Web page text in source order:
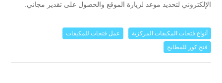
الإلكتروني لتحديد موعد لزيارة الموقع والحصول على تقدير مجاني.
أنواع فتحات المكيفات المركزية
عمل فتحات للمكيفات
فتح كور للمطابخ